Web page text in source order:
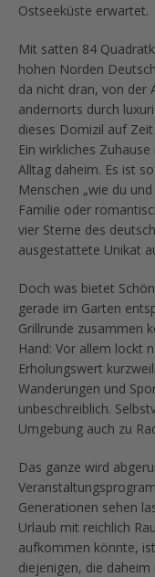
Ostseeküste erwartet.
Mit satten 84
hohen Norden
da nicht dran, von der
andernorts durch
dieses Domizil auf
Ein wirkliches
Alltag daheim. Es ist
Menschen „wie du
Familie oder
vier Sterne des
ausgestattete Unikat
Doch was bietet
gerade im Garten
Grillrunde zusammen
Hand: Vor allem lockt
Erholungswert
Wanderungen und
unbeschreiblich.
Umgebung auch zu
Das ganze wird
Generationen sehen
Urlaub mit reichlich
aufkommen könnte,
diejenigen, die